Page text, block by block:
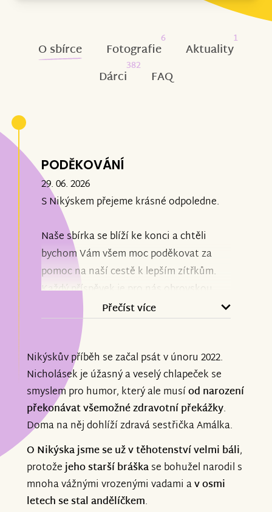
O sbírce Fotografie
6
Aktuality
1
Dárci
382
FAQ
PODĚKOVÁNÍ
29. 06. 2026
S Nikýskem přejeme krásné odpoledne.
Naše sbírka se blíží ke konci a chtěli
bychom Vám všem moc poděkovat za
pomoc na naší cestě k lepším zítřkům.
Každý příspěvek je pro nás obrovskou
podporou a důkazem, že na to nejsme
sami. Vaší pomoci si nesmírně vážíme.
Aktuálně může Nikýsek úspěšně
pokračovat v intenzivních
neurorehabilitacích a máme za sebou
cestu do Vídně, kde se podařilo zaměření
ortézek a bude následovat vyzvednutí a
upravování a další procesy.
Děkujeme, že jste součástí naší cesty.
Přečíst více
Nikýskův příběh se začal psát v únoru 2022.
Nicholásek je úžasný a veselý chlapeček se
smyslem pro humor, který ale musíod narození
překonávat všemožné zdravotní překážky.
Doma na něj dohlíží zdravá sestřička Amálka.
O Nikýska jsme se už v těhotenství velmi báli,
protožejeho starší bráškase bohužel narodil s
mnoha vážnými vrozenými vadami av osmi
letech se stal andělíčkem.